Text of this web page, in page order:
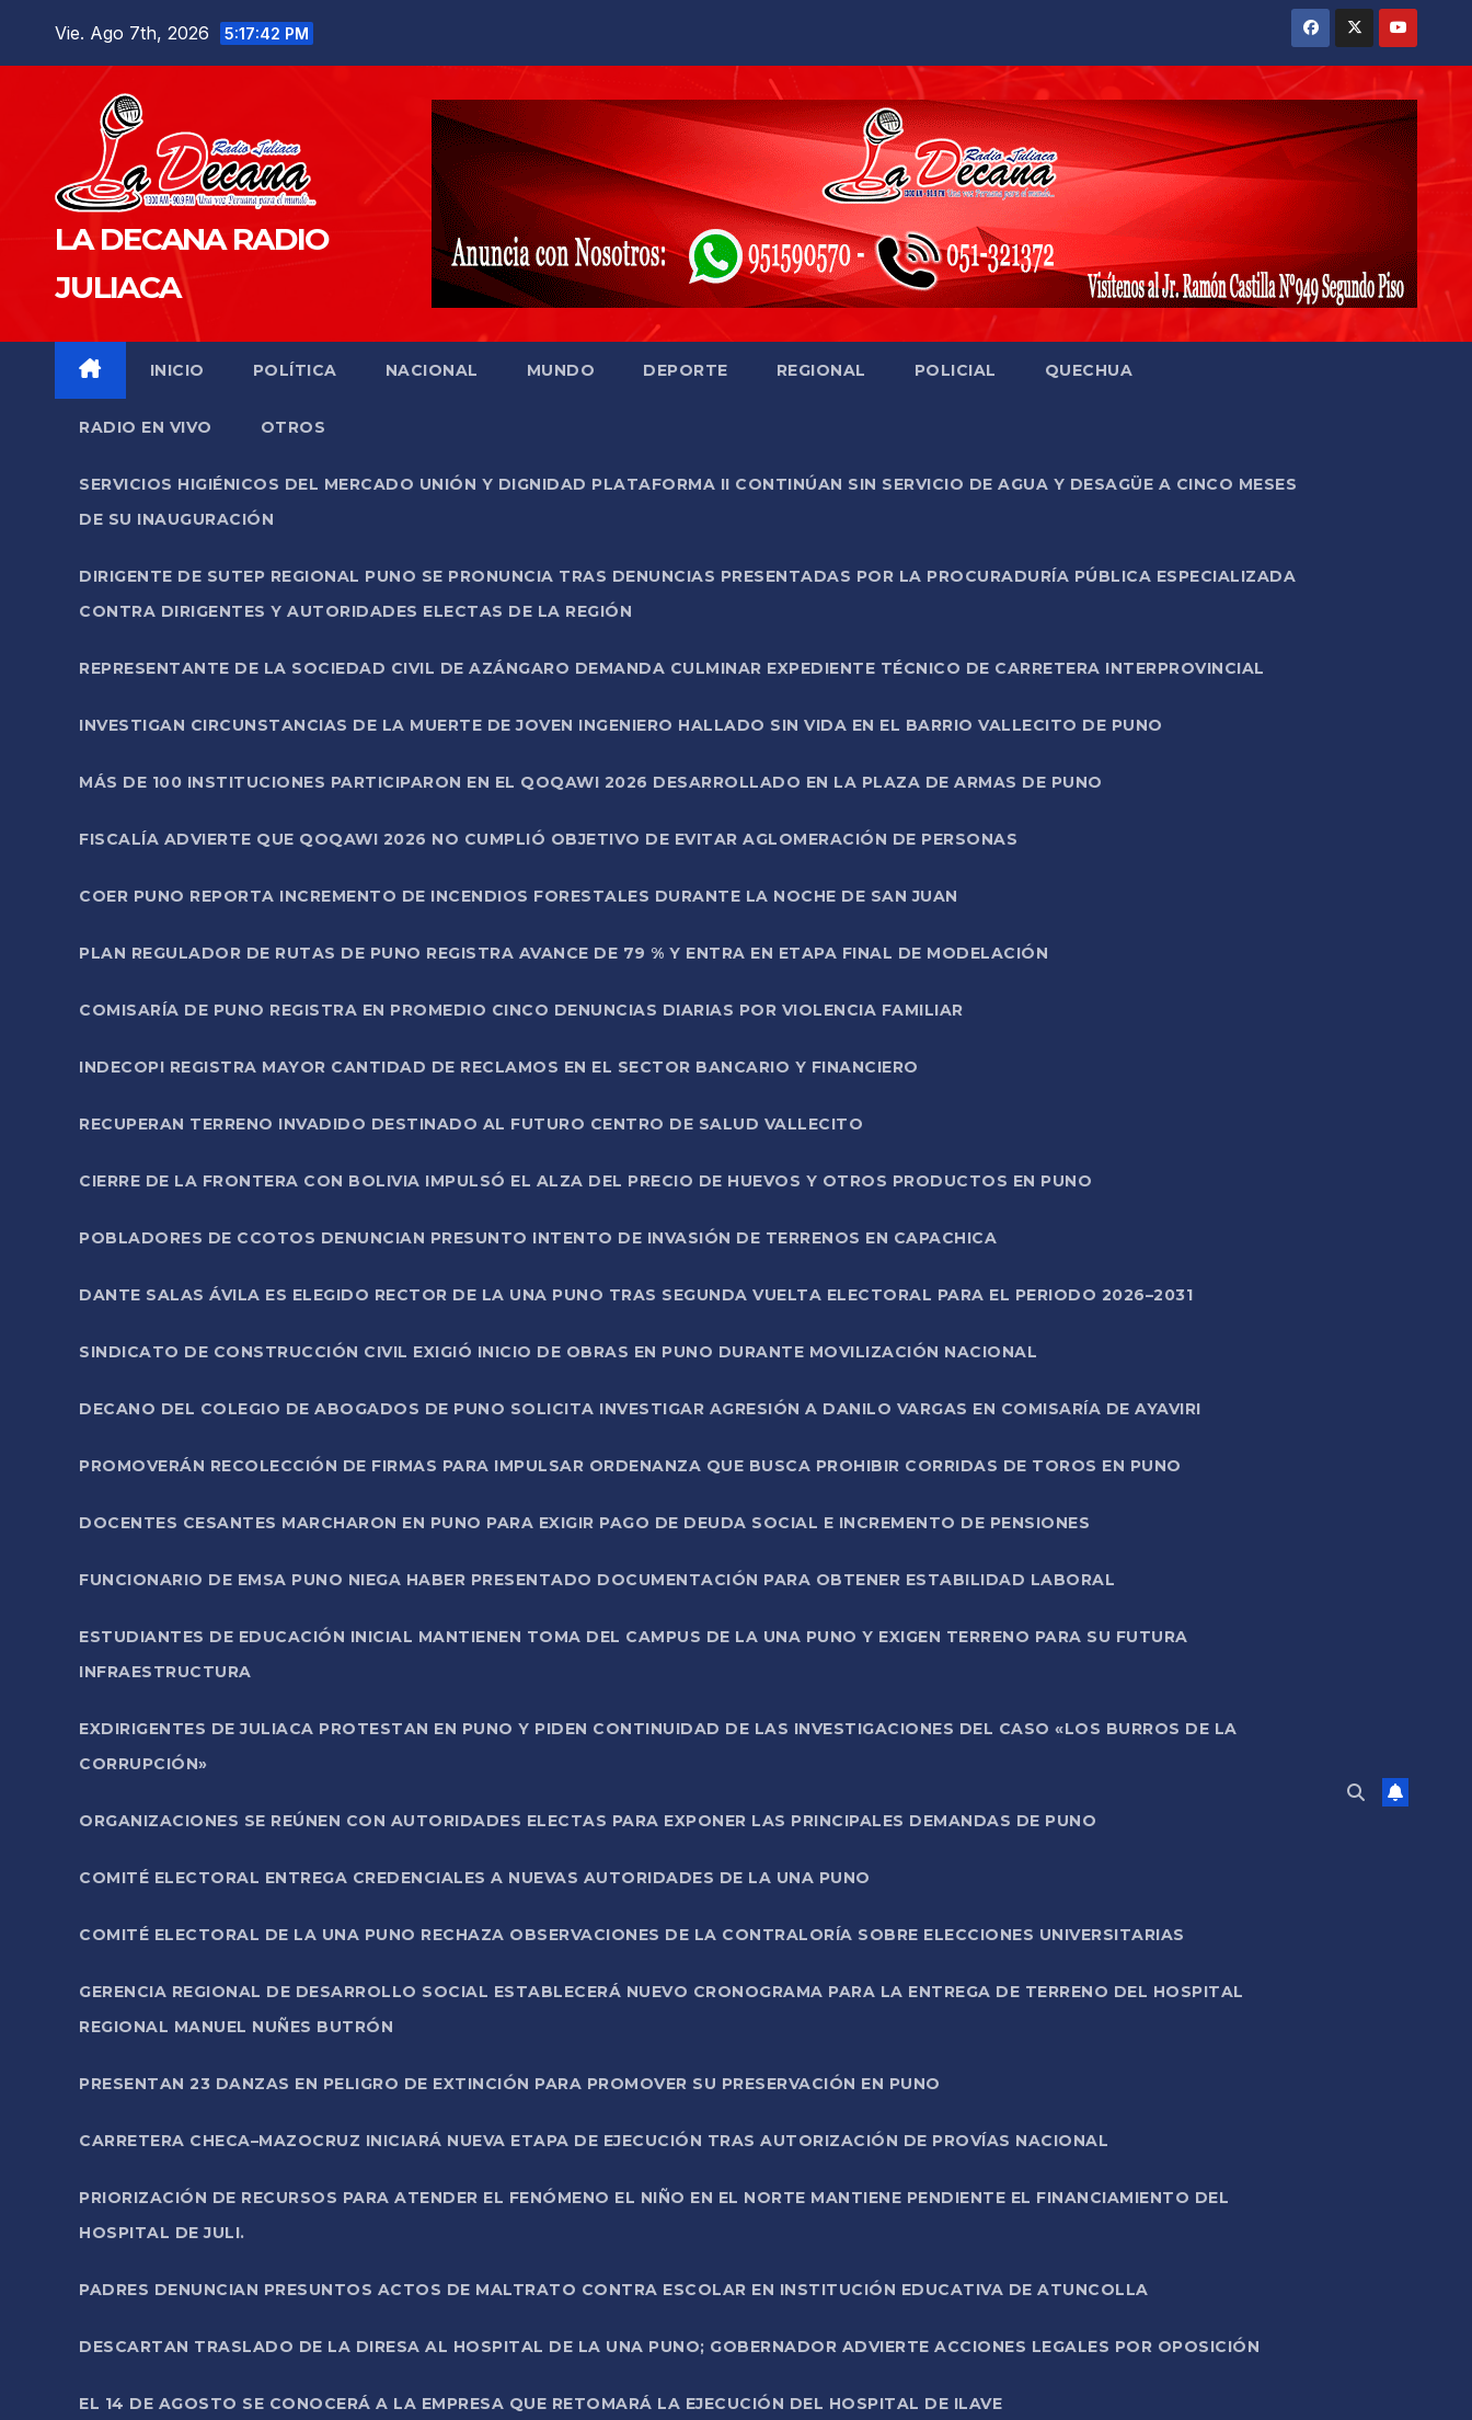
Vie. Ago 7th, 2026 5:17:43 PM
LA DECANA RADIO
JULIACA
INICIO POLÍTICA NACIONAL MUNDO DEPORTE REGIONAL POLICIAL QUECHUA
RADIO EN VIVO OTROS
SERVICIOS HIGIÉNICOS DEL MERCADO UNIÓN Y DIGNIDAD PLATAFORMA II CONTINÚAN SIN SERVICIO DE AGUA Y DESAGÜE A CINCO MESES
DE SU INAUGURACIÓN
DIRIGENTE DE SUTEP REGIONAL PUNO SE PRONUNCIA TRAS DENUNCIAS PRESENTADAS POR LA PROCURADURÍA PÚBLICA ESPECIALIZADA
CONTRA DIRIGENTES Y AUTORIDADES ELECTAS DE LA REGIÓN
REPRESENTANTE DE LA SOCIEDAD CIVIL DE AZÁNGARO DEMANDA CULMINAR EXPEDIENTE TÉCNICO DE CARRETERA INTERPROVINCIAL
INVESTIGAN CIRCUNSTANCIAS DE LA MUERTE DE JOVEN INGENIERO HALLADO SIN VIDA EN EL BARRIO VALLECITO DE PUNO
MÁS DE 100 INSTITUCIONES PARTICIPARON EN EL QOQAWI 2026 DESARROLLADO EN LA PLAZA DE ARMAS DE PUNO
FISCALÍA ADVIERTE QUE QOQAWI 2026 NO CUMPLIÓ OBJETIVO DE EVITAR AGLOMERACIÓN DE PERSONAS
COER PUNO REPORTA INCREMENTO DE INCENDIOS FORESTALES DURANTE LA NOCHE DE SAN JUAN
PLAN REGULADOR DE RUTAS DE PUNO REGISTRA AVANCE DE 79 % Y ENTRA EN ETAPA FINAL DE MODELACIÓN
COMISARÍA DE PUNO REGISTRA EN PROMEDIO CINCO DENUNCIAS DIARIAS POR VIOLENCIA FAMILIAR
INDECOPI REGISTRA MAYOR CANTIDAD DE RECLAMOS EN EL SECTOR BANCARIO Y FINANCIERO
RECUPERAN TERRENO INVADIDO DESTINADO AL FUTURO CENTRO DE SALUD VALLECITO
CIERRE DE LA FRONTERA CON BOLIVIA IMPULSÓ EL ALZA DEL PRECIO DE HUEVOS Y OTROS PRODUCTOS EN PUNO
POBLADORES DE CCOTOS DENUNCIAN PRESUNTO INTENTO DE INVASIÓN DE TERRENOS EN CAPACHICA
DANTE SALAS ÁVILA ES ELEGIDO RECTOR DE LA UNA PUNO TRAS SEGUNDA VUELTA ELECTORAL PARA EL PERIODO 2026–2031
SINDICATO DE CONSTRUCCIÓN CIVIL EXIGIÓ INICIO DE OBRAS EN PUNO DURANTE MOVILIZACIÓN NACIONAL
DECANO DEL COLEGIO DE ABOGADOS DE PUNO SOLICITA INVESTIGAR AGRESIÓN A DANILO VARGAS EN COMISARÍA DE AYAVIRI
PROMOVERÁN RECOLECCIÓN DE FIRMAS PARA IMPULSAR ORDENANZA QUE BUSCA PROHIBIR CORRIDAS DE TOROS EN PUNO
DOCENTES CESANTES MARCHARON EN PUNO PARA EXIGIR PAGO DE DEUDA SOCIAL E INCREMENTO DE PENSIONES
FUNCIONARIO DE EMSA PUNO NIEGA HABER PRESENTADO DOCUMENTACIÓN PARA OBTENER ESTABILIDAD LABORAL
ESTUDIANTES DE EDUCACIÓN INICIAL MANTIENEN TOMA DEL CAMPUS DE LA UNA PUNO Y EXIGEN TERRENO PARA SU FUTURA
INFRAESTRUCTURA
EXDIRIGENTES DE JULIACA PROTESTAN EN PUNO Y PIDEN CONTINUIDAD DE LAS INVESTIGACIONES DEL CASO «LOS BURROS DE LA
CORRUPCIÓN»
ORGANIZACIONES SE REÚNEN CON AUTORIDADES ELECTAS PARA EXPONER LAS PRINCIPALES DEMANDAS DE PUNO
COMITÉ ELECTORAL ENTREGA CREDENCIALES A NUEVAS AUTORIDADES DE LA UNA PUNO
COMITÉ ELECTORAL DE LA UNA PUNO RECHAZA OBSERVACIONES DE LA CONTRALORÍA SOBRE ELECCIONES UNIVERSITARIAS
GERENCIA REGIONAL DE DESARROLLO SOCIAL ESTABLECERÁ NUEVO CRONOGRAMA PARA LA ENTREGA DE TERRENO DEL HOSPITAL
REGIONAL MANUEL NUÑES BUTRÓN
PRESENTAN 23 DANZAS EN PELIGRO DE EXTINCIÓN PARA PROMOVER SU PRESERVACIÓN EN PUNO
CARRETERA CHECA–MAZOCRUZ INICIARÁ NUEVA ETAPA DE EJECUCIÓN TRAS AUTORIZACIÓN DE PROVÍAS NACIONAL
PRIORIZACIÓN DE RECURSOS PARA ATENDER EL FENÓMENO EL NIÑO EN EL NORTE MANTIENE PENDIENTE EL FINANCIAMIENTO DEL
HOSPITAL DE JULI.
PADRES DENUNCIAN PRESUNTOS ACTOS DE MALTRATO CONTRA ESCOLAR EN INSTITUCIÓN EDUCATIVA DE ATUNCOLLA
DESCARTAN TRASLADO DE LA DIRESA AL HOSPITAL DE LA UNA PUNO; GOBERNADOR ADVIERTE ACCIONES LEGALES POR OPOSICIÓN
EL 14 DE AGOSTO SE CONOCERÁ A LA EMPRESA QUE RETOMARÁ LA EJECUCIÓN DEL HOSPITAL DE ILAVE